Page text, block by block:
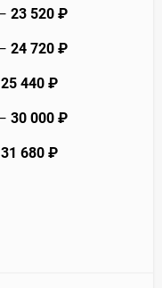
23 520
24 720
25 440
30 000
31 680